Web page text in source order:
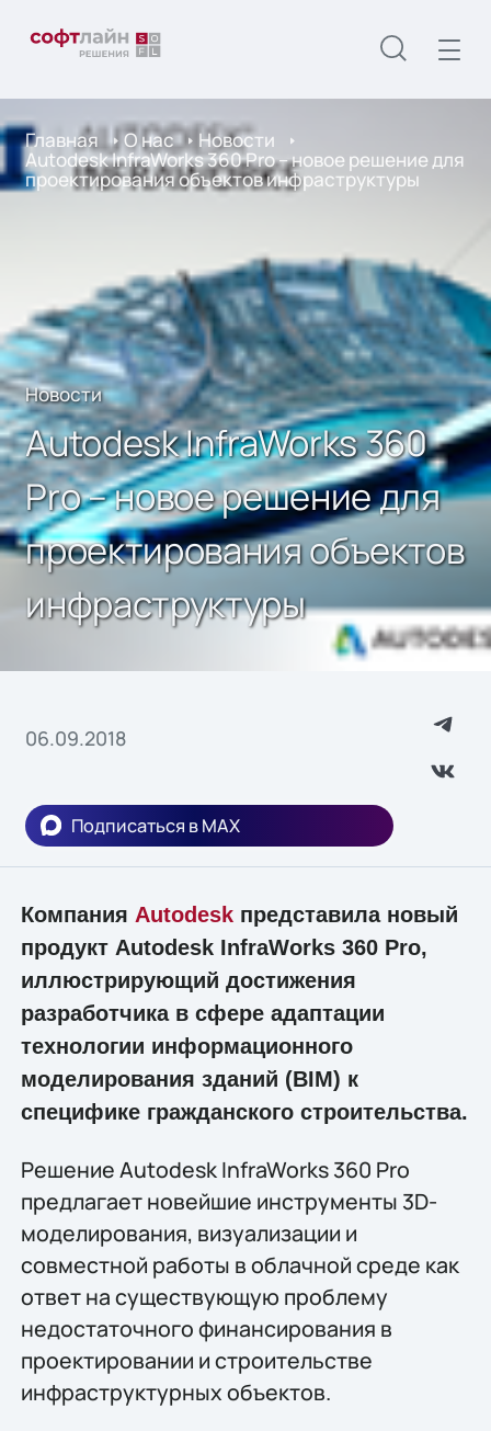
Главная О нас Новости
Autodesk InfraWorks 360 Pro – новое решение для
проектирования объектов инфраструктуры
Новости
Autodesk InfraWorks 360
Pro – новое решение для
проектирования объектов
инфраструктуры
06.09.2018
Подписаться в MAX
Компания Autodeskпредставила новый
продукт Autodesk InfraWorks 360 Pro,
иллюстрирующий достижения
разработчика в сфере адаптации
технологии информационного
моделирования зданий (BIM) к
специфике гражданского строительства.
Решение Autodesk InfraWorks 360 Pro
предлагает новейшие инструменты 3D-
моделирования, визуализации и
совместной работы в облачной среде как
ответ на существующую проблему
недостаточного финансирования в
проектировании и строительстве
инфраструктурных объектов.